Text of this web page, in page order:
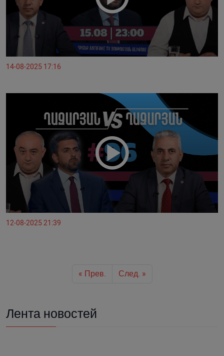
14-08-2025 17:16
12-08-2025 21:39
« Прев. След. »
Лента новостей